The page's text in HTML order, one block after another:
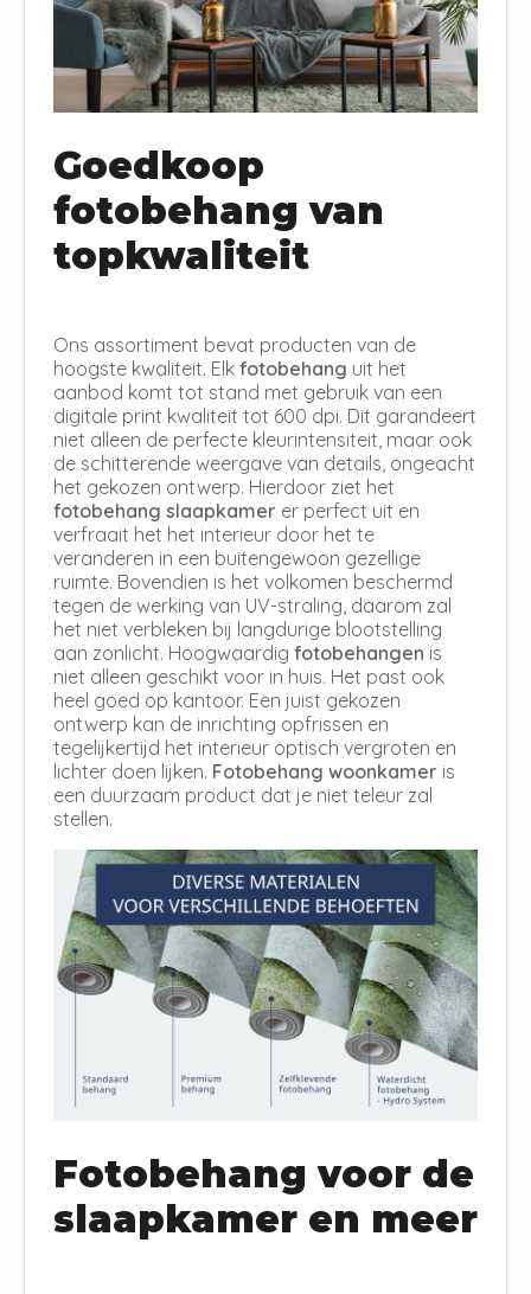
Goedkoop
fotobehang van
topkwaliteit
Ons assortiment bevat producten van de
hoogste kwaliteit. Elk fotobehang uit het
aanbod komt tot stand met gebruik van een
digitale print kwaliteit tot 600 dpi. Dit garandeert
niet alleen de perfecte kleurintensiteit, maar ook
de schitterende weergave van details, ongeacht
het gekozen ontwerp. Hierdoor ziet het
fotobehang slaapkamer er perfect uit en
verfraait het het interieur door het te
veranderen in een buitengewoon gezellige
ruimte. Bovendien is het volkomen beschermd
tegen de werking van UV-straling, daarom zal
het niet verbleken bij langdurige blootstelling
aan zonlicht. Hoogwaardig fotobehangen is
niet alleen geschikt voor in huis. Het past ook
heel goed op kantoor. Een juist gekozen
ontwerp kan de inrichting opfrissen en
tegelijkertijd het interieur optisch vergroten en
lichter doen lijken. Fotobehang woonkamer is
een duurzaam product dat je niet teleur zal
stellen.
Fotobehang voor de
slaapkamer en meer